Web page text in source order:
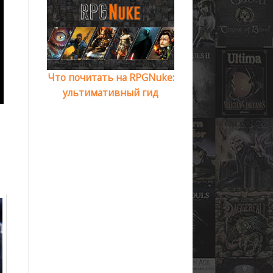
Что почитать на RPGNuke:
ультимативный гид